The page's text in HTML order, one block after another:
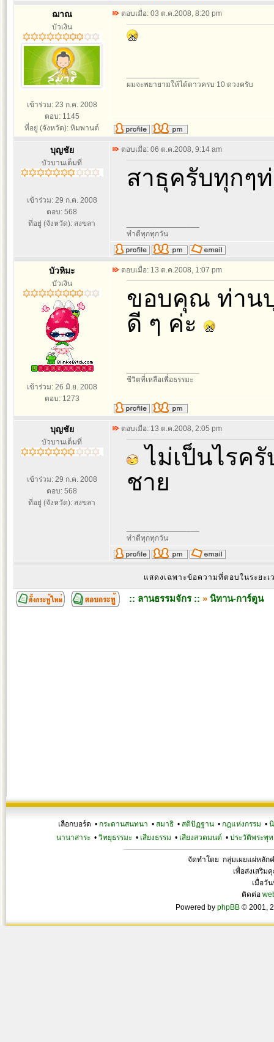
ฌาณ
บัวเงิน
เข้าร่วม: 23 ก.ค. 2008
ตอบ: 1145
ที่อยู่ (จังหวัด): หิมพานต์
ตอบเมื่อ: 03 ต.ค.2008, 8:20 pm
ผมจะพยายามให้ได้ดาวครบ 10 ดวงครับ
บุญชัย
บัวบานเต็มที่
เข้าร่วม: 29 ก.ค. 2008
ตอบ: 568
ที่อยู่ (จังหวัด): สงขลา
ตอบเมื่อ: 06 ต.ค.2008, 9:14 am
สาธุครับทุกๆ
ทำดีทุกทุกวัน
บัวหิมะ
บัวเงิน
เข้าร่วม: 26 มิ.ย. 2008
ตอบ: 1273
ตอบเมื่อ: 13 ต.ค.2008, 1:07 pm
ขอบคุณ ท่าน
ดี ๆ ค่ะ
ชีวิตที่เหลือเพื่อธรรมะ
บุญชัย
บัวบานเต็มที่
เข้าร่วม: 29 ก.ค. 2008
ตอบ: 568
ที่อยู่ (จังหวัด): สงขลา
ตอบเมื่อ: 13 ต.ค.2008, 2:05 pm
ไม่เป็นไรค
ชาย
ทำดีทุกทุกวัน
แสดงเฉพาะข้อความที่ตอบในระยะ
:: ลานธรรมจักร :: » นิทาน-การ์ตูน
เลือกบอร์ด • กระดานสนทนา • สมาธิ • สติปัฏฐาน • กฎแห่งกรรม •
นานาสาระ• วิทยุธรรมะ• เสียงธรรม • เสียงสวดมนต์ • ประวัติพระพุท
จัดทำโดย กลุ่มเผยแผ่หลัก
เพื่อส่งเสริม
เมื่อวั
ติดต่อ
Powered by phpBB © 2001,